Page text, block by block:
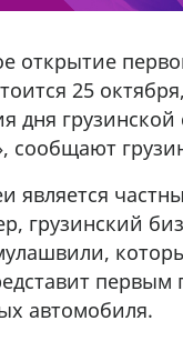
открытие
25
дня
сообщают
является
грузинский
первым
автомобиля.